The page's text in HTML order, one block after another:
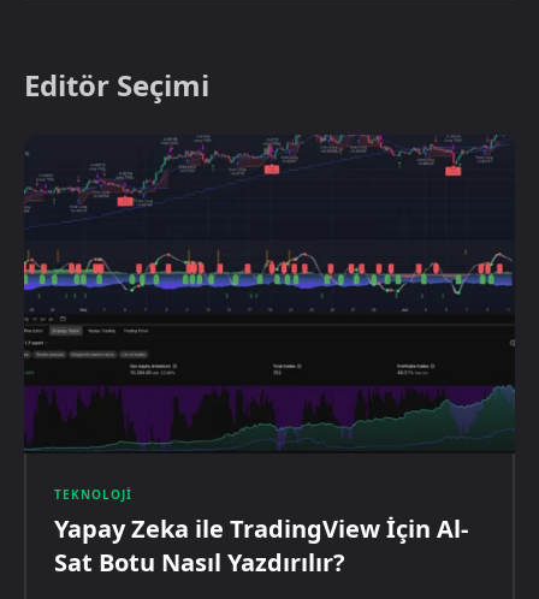
Editör Seçimi
TEKNOLOJI
Yapay Zeka ile TradingView İçin Al-
Sat Botu Nasıl Yazdırılır?